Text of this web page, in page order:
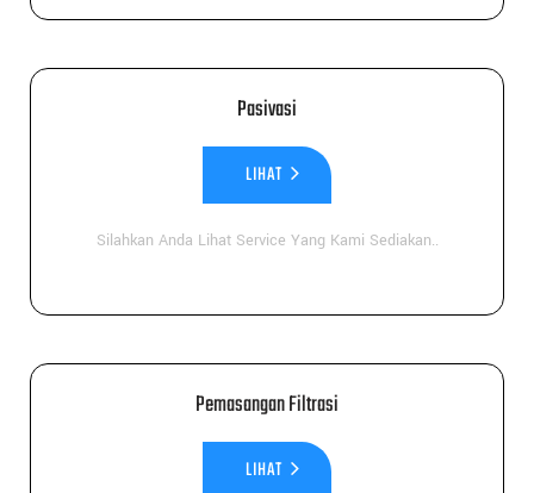
Pasivasi
LIHAT
Silahkan Anda Lihat Service Yang Kami Sediakan..
Pemasangan Filtrasi
LIHAT